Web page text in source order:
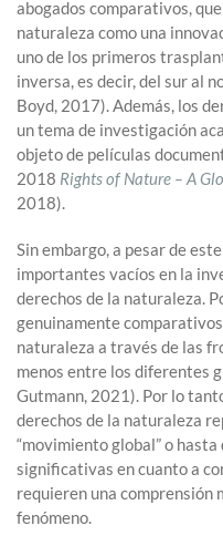
abogados comparativos,
naturaleza como una
uno de los primeros
inversa, es decir, del sur al
Boyd, 2017). Además, los
un tema de investigación
objeto de películas
2018 Rights of Nature – A
2018).
Sin embargo, a pesar de
importantes vacíos en la
derechos de la naturaleza.
genuinamente
naturaleza a través de las
menos entre los diferentes
Gutmann, 2021). Por lo
derechos de la naturaleza
“movimiento global” o
significativas en cuanto a
requieren una comprensión
fenómeno.